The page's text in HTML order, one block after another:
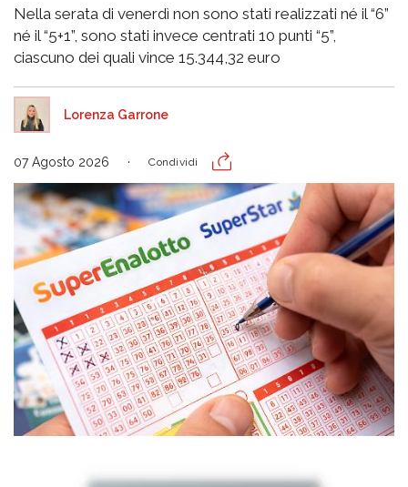
Nella serata di venerdì non sono stati realizzati né il “6”
né il “5+1”, sono stati invece centrati 10 punti “5”,
ciascuno dei quali vince 15.344,32 euro
Lorenza Garrone
07 Agosto 2026 Condividi